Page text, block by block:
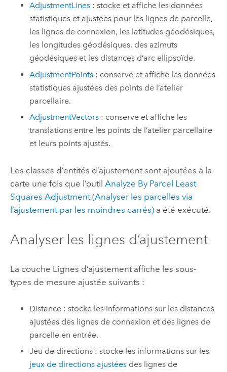
AdjustmentLines : stocke et affiche les données
statistiques et ajustées pour les lignes de parcelle,
les lignes de connexion, les latitudes géodésiques,
les longitudes géodésiques, des azimuts
géodésiques et les distances d’arc ellipsoïde.
AdjustmentPoints : conserve et affiche les données
statistiques ajustées des points de l’atelier
parcellaire.
AdjustmentVectors : conserve et affiche les
translations entre les points de l’atelier parcellaire
et leurs points ajustés.
Les classes d’entités d’ajustement sont ajoutées à la
carte une fois que l’outil Analyze By Parcel Least
Squares Adjustment (Analyser les parcelles via
l’ajustement par les moindres carrés)a été exécuté.
Analyser les lignes d’ajustement
La couche Lignes d’ajustement affiche les sous-
types de mesure ajustée suivants :
Distance : stocke les informations sur les distances
ajustées des lignes de connexion et des lignes de
parcelle en entrée.
Jeu de directions : stocke les informations sur les
jeux de directions ajustées des lignes de